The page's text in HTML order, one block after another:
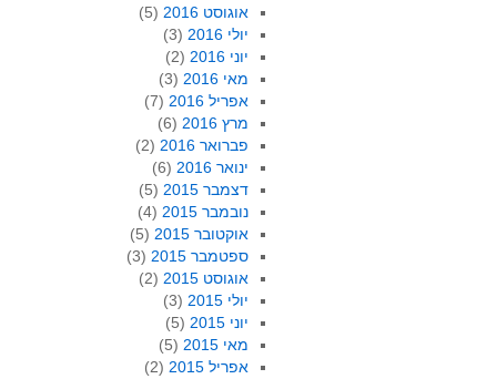
אוגוסט 2016
(5)
יולי 2016
(3)
יוני 2016
(2)
מאי 2016
(3)
אפריל 2016
(7)
מרץ 2016
(6)
פברואר 2016
(2)
ינואר 2016
(6)
דצמבר 2015
(5)
נובמבר 2015
(4)
אוקטובר 2015
(5)
ספטמבר 2015
(3)
אוגוסט 2015
(2)
יולי 2015
(3)
יוני 2015
(5)
מאי 2015
(5)
אפריל 2015
(2)